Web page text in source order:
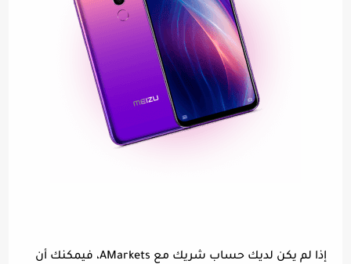
إذا لم يكن لديك حساب شريك مع AMarkets، فيمكنك أن